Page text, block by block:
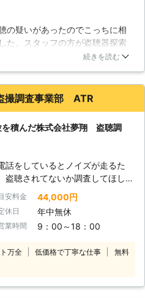
談にも応じますのでご安心くださ
体の中のストレスはドンドン溜ま
いく一方です。そんな生活が続く
とがないよう、盗撮・盗聴器調査は
ース作りに徹底して作業を進めてま
ります。 盗聴・盗撮の調査だけで
スもさせていただき、貴方のスト
外で掛かることは一切ありません。
は、全国一律調査料金を設定して
ます。どうぞ、安心して「盗聴バ
ーズ」までご連絡ください。スタ
一同、心よりお待ちしておりま
の疑いがあったのでこっちに相
た。スタッフの方が盗聴器探索
て、私が住んでいた時に最初か
定番の盗聴器が隠れている場
続きを読む
撮調査事業部 ATR
を積んだ株式会社夢翔 盗聴調
話をしているとノイズが走るた
盗聴されてないか調査してほし
」 「盗聴器調査をお願いしたい
費用面に不安がある」 「近隣に
器調査をおこなっていると分から
うにしてほしい」 このような
当店は盗聴・盗撮で困ってお
安料金 44,000円
休日 年中無休
業時間 9：00～18：00
万全 低価格で丁寧な仕事
無料